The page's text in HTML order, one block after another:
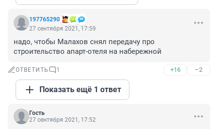
197765290
27 сентября 2021, 17:59
надо, чтобы Малахов снял передачу про
строительство апарт-отеля на набережной
ОТВЕТИТЬ 1 +16 –2
Показать ещё 1 ответ
Гость
27 сентября 2021, 17:52